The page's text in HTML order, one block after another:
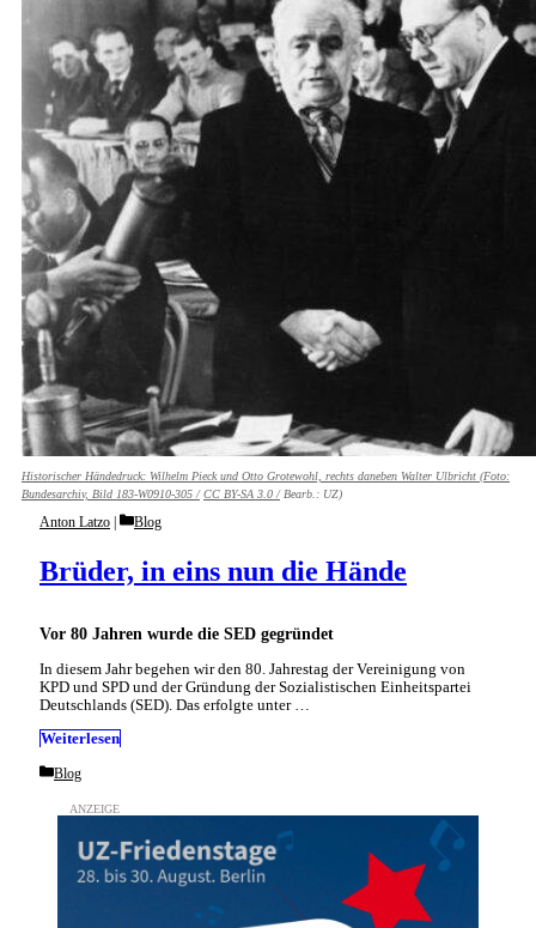
Historischer Händedruck: Wilhelm Pieck und Otto Grotewohl, rechts daneben Walter Ulbricht (Foto:
Bundesarchiv, Bild 183-W0910-305 / CC BY-SA 3.0 /Bearb.: UZ)
Vor 80 Jahren wurde die SED gegründet
Brüder, in eins nun die Hände
Anton Latzo Categories
Blog
In diesem Jahr begehen wir den 80. Jahrestag der Vereinigung von
KPD und SPD und der Gründung der Sozialistischen Einheitspartei
Deutschlands (SED). Das erfolgte unter …
Weiterlesen
Categories
Blog